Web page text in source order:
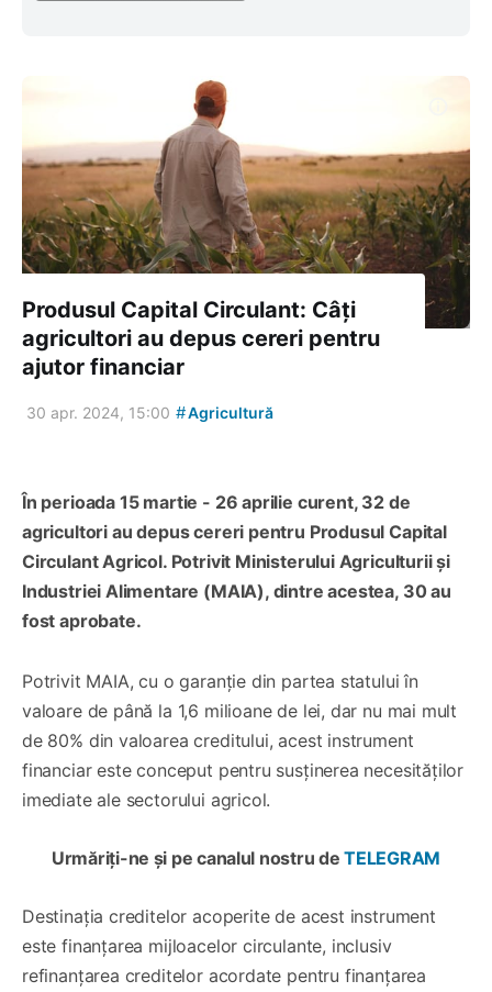
Produsul Capital Circulant: Câți
agricultori au depus cereri pentru
ajutor financiar
30 apr. 2024, 15:00 #Agricultură
În perioada 15 martie - 26 aprilie curent, 32 de
agricultori au depus cereri pentru Produsul Capital
Circulant Agricol. Potrivit Ministerului Agriculturii și
Industriei Alimentare (MAIA), dintre acestea, 30 au
fost aprobate.
Potrivit MAIA, cu o garanție din partea statului în
valoare de până la 1,6 milioane de lei, dar nu mai mult
de 80% din valoarea creditului, acest instrument
financiar este conceput pentru susținerea necesităților
imediate ale sectorului agricol.
Urmăriți-ne și pe canalul nostru deTELEGRAM
Destinația creditelor acoperite de acest instrument
este finanțarea mijloacelor circulante, inclusiv
refinanțarea creditelor acordate pentru finanțarea